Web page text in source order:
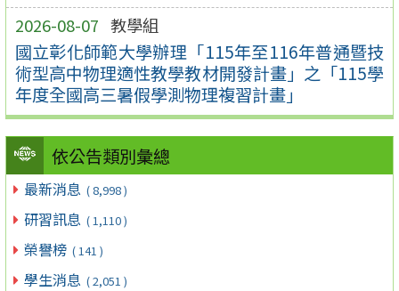
2026-08-07 教學組
國立彰化師範大學辦理「115年至116年普通暨技
術型高中物理適性教學教材開發計畫」之「115學
年度全國高三暑假學測物理複習計畫」
依公告類別彙總
最新消息 ( 8,998 )
研習訊息 ( 1,110 )
榮譽榜 ( 141 )
學生消息 ( 2,051 )